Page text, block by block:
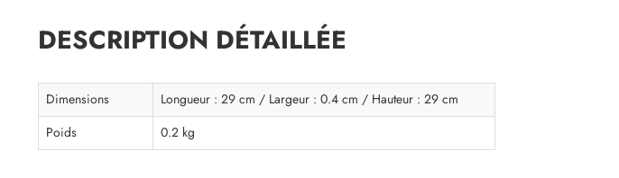
DESCRIPTION DÉTAILLÉE
Dimensions
Longueur : 29 cm / Largeur : 0.4 cm / Hauteur : 29 cm
Poids
0.2 kg